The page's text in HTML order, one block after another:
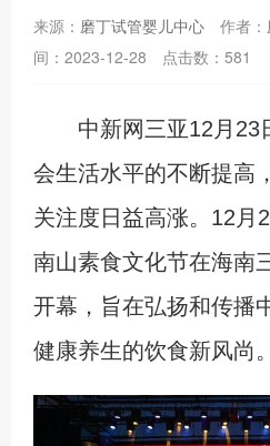
来源： 磨丁试管婴儿中心 作者：
间：2023-12-28
点击数： 581
中新网三亚12月23
会生活水平的不断提高
关注度日益高涨。12月
南山素食文化节在海南
开幕，旨在弘扬和传播
健康养生的饮食新风尚。